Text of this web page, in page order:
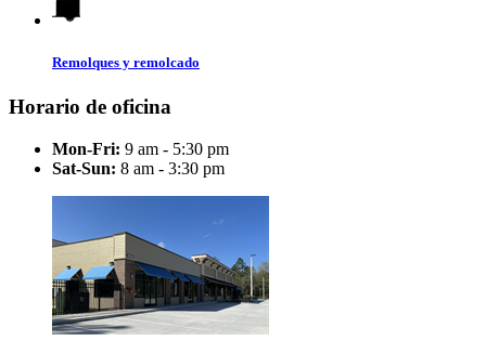
Remolques y remolcado
Horario de oficina
Mon-Fri: 9 am - 5:30 pm
Sat-Sun: 8 am - 3:30 pm